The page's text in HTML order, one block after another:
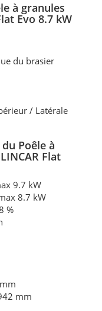
à granules
Evo 8.7 kW
du brasier
/ Latérale
Poêle à
Flat
9.7 kW
8.7 kW
%
mm